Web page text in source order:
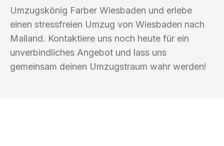
Umzugskönig Farber Wiesbaden und erlebe
einen stressfreien Umzug von Wiesbaden nach
Mailand. Kontaktiere uns noch heute für ein
unverbindliches Angebot und lass uns
gemeinsam deinen Umzugstraum wahr werden!